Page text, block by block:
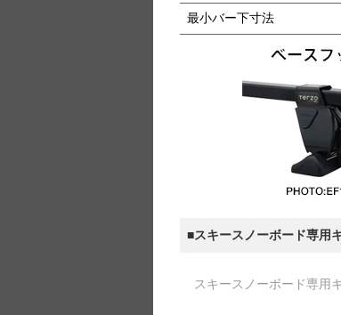
最小バー下寸法
■スキースノーボード専用
スキースノーボード専用